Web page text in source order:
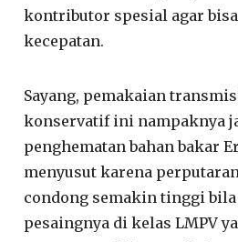
kontributor spesial agar
kecepatan.
Sayang, pemakaian
konservatif ini nampaknya
penghematan bahan bakar
menyusut karena
condong semakin tinggi
pesaingnya di kelas LMPV